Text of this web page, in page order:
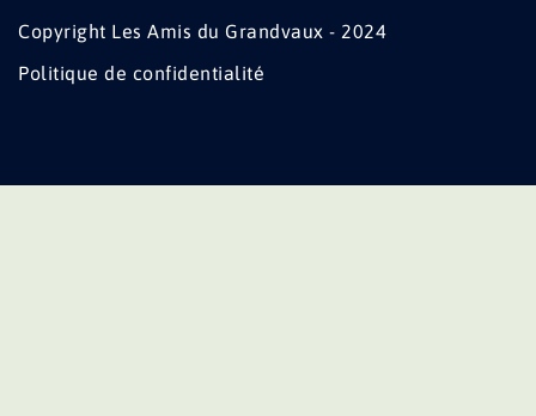
Copyright Les Amis du Grandvaux - 2024
Politique de confidentialité